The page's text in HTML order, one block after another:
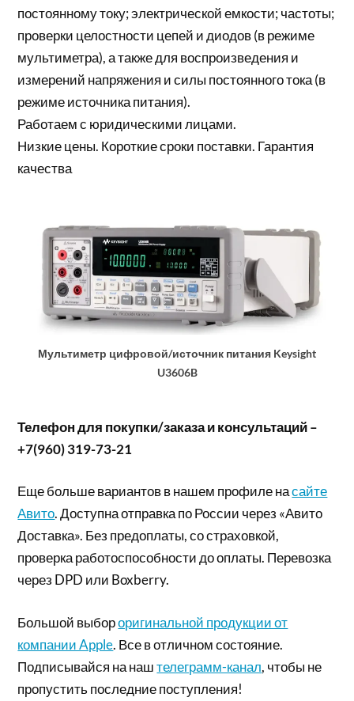
постоянному току; электрической емкости; частоты;
проверки целостности цепей и диодов (в режиме
мультиметра), а также для воспроизведения и
измерений напряжения и силы постоянного тока (в
режиме источника питания).
Работаем с юридическими лицами.
Низкие цены. Короткие сроки поставки. Гарантия
качества
Мультиметр цифровой/источник питания Keysight
U3606B
Телефон для покупки/заказа и консультаций –
+7(960) 319-73-21
Еще больше вариантов в нашем профиле насайте
Авито. Доступна отправка по России через «Авито
Доставка». Без предоплаты, со страховкой,
проверка работоспособности до оплаты. Перевозка
через DPD или Boxberry.
Большой выбороригинальной продукции от
компании Apple. Все в отличном состояние.
Подписывайся на наштелеграмм-канал, чтобы не
пропустить последние поступления!